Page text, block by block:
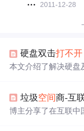
2011-12-28
硬盘双击打不开
本文介绍了解决硬盘
垃圾空间商-互
博主分享了在互联中